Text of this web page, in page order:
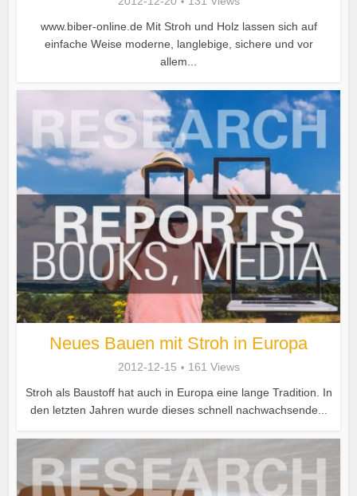
www.biber-online.de Mit Stroh und Holz lassen sich auf
einfache Weise moderne, langlebige, sichere und vor
allem...
Neues Bauen mit Stroh in Europa
2012-12-15
161 Views
Stroh als Baustoff hat auch in Europa eine lange Tradition. In
den letzten Jahren wurde dieses schnell nachwachsende...